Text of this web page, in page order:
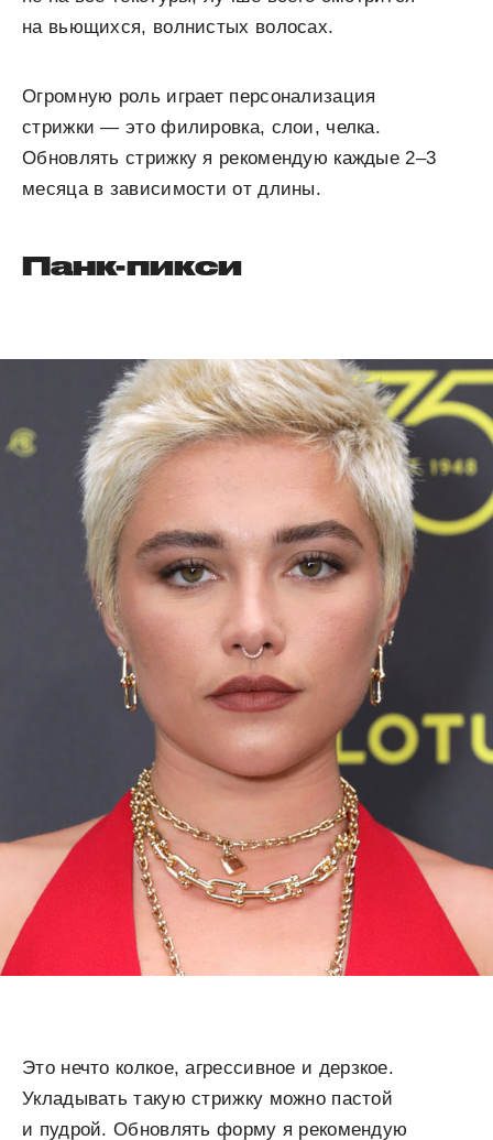
на вьющихся, волнистых волосах.
Огромную роль играет персонализация
стрижки — это филировка, слои, челка.
Обновлять стрижку я рекомендую каждые 2–3
месяца в зависимости от длины.
Панк-пикси
Это нечто колкое, агрессивное и дерзкое.
Укладывать такую стрижку можно пастой
и пудрой. Обновлять форму я рекомендую